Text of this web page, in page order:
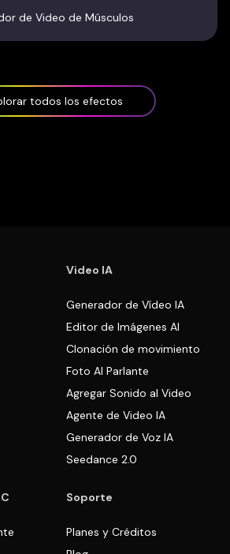
de Video de Músculos
todos los efectos
Video IA
Generador de Vídeo IA
Editor de Imágenes AI
Clonación de movimiento
Foto AI Parlante
Agregar Sonido al Video
Agente de Video IA
Generador de Voz IA
Seedance 2.0
Soporte
Planes y Créditos